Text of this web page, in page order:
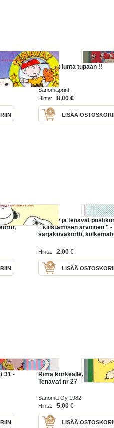
35
tenavat lunta tupaan !!
Sanomaprint
Hinta:
8,00 €
LISÄÄ
Snoopy ja tenavat
" kilistämisen arvoinen " -
sarjakuvakortti,
Hinta: 2,00 €
LISÄÄ
31 -
Rima korkealle, Ressu
Tenavat nr 27
Sanoma Oy 1982
Hinta:
5,00 €
LISÄÄ